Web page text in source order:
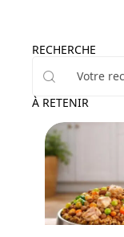
RECHERCHE
À RETENIR
Actu